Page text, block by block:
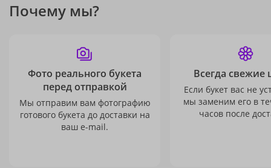
Почему мы?
Фото реального букета
перед отправкой
Мы отправим вам фотографию
готового букета до доставки на
ваш e-mail.
Всегда свежие
Если букет вас не
мы заменим его в
часов после